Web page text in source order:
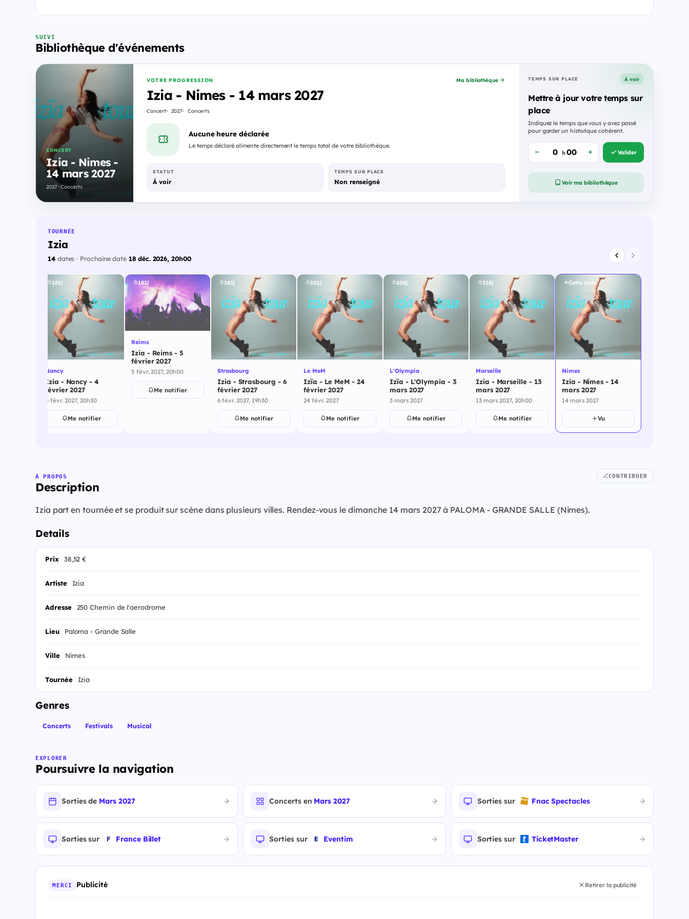
SUIVI
Bibliothèque d'événements
CONCERT
Izia - Nimes -
14 mars 2027
2027 · Concerts
VOTRE PROGRESSION
Izia - Nimes - 14 mars 2027
Concert 2027 Concerts
Ma bibliothèque
Aucune heure déclarée
Le temps déclaré alimente directement le temps total de votre bibliothèque.
STATUT
À voir
TEMPS SUR PLACE
Non renseigné
TEMPS SUR PLACE À voir
Mettre à jour votre temps sur
place
Indiquez le temps que vous y avez passé
pour garder un historique cohérent.
h Valider
Voir ma bibliothèque
TOURNÉE
Izia
14dates · Prochaine date 18 déc. 2026, 20h00
182j
Nancy
Izia - Nancy - 4
février 2027
4 févr. 2027, 20h30
Me notifier
182j
Reims
Izia - Reims - 5
février 2027
5 févr. 2027, 20h00
Me notifier
183j
Strasbourg
Izia - Strasbourg - 6
février 2027
6 févr. 2027, 19h30
Me notifier
201j
Le MeM
Izïa - Le MeM - 24
février 2027
24 févr. 2027
Me notifier
208j
L'Olympia
Izïa - L'Olympia - 3
mars 2027
3 mars 2027
Me notifier
218j
Marseille
Izia - Marseille - 13
mars 2027
13 mars 2027, 20h00
Me notifier
Cette date
Nimes
Izia - Nimes - 14
mars 2027
14 mars 2027
Vu
À PROPOS
Description
CONTRIBUER
Izia part en tournée et se produit sur scène dans plusieurs villes. Rendez-vous le dimanche 14 mars 2027 à PALOMA - GRANDE SALLE (Nimes).
Details
Prix 38,52 €
Artiste Izia
Adresse 250 Chemin de l'aerodrome
Lieu Paloma - Grande Salle
Ville Nimes
Tournée Izia
Genres
Concerts Festivals Musical
EXPLORER
Poursuivre la navigation
Sorties de Mars 2027 Concerts en Mars 2027 Sorties sur Fnac Spectacles
Sorties sur France Billet Sorties sur Eventim Sorties sur TicketMaster
MERCI Publicité Retirer la publicité